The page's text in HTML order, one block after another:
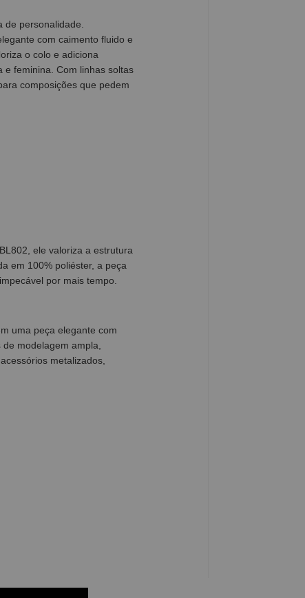
personalidade.
com caimento fluido e
o colo e adiciona
e feminina. Com linhas soltas
composições que pedem
ele valoriza a estrutura
em 100% poliéster, a peça
por mais tempo.
uma peça elegante com
modelagem ampla,
metalizados,